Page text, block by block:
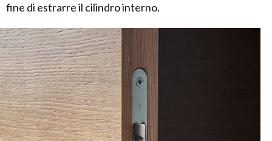
fine di estrarre il cilindro interno.